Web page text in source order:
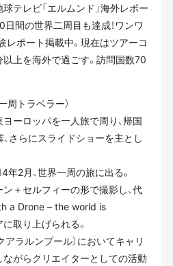
テレビ「エルムンド」海外レポー
間の世界二周目も達成！ワンワ
レポート掲載中。現在はツアーコ
上を海外で過ごす。訪問国数70
周トラベラー）
ヨーロッパを一人旅で周り、帰国
さらにスライドショーを主とし
2月、世界一周の旅に出る。
＋セルフィーの形で撮影し、代
a Drone – the world is
取り上げられる。
アラルンプール）においてキャリ
がらクリエイターとしての活動